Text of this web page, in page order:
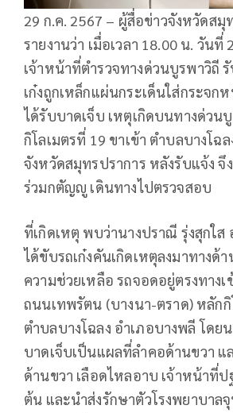
29 ก.ค. 2567 – ผู้สื่อข่าวจังหวัดสมุ
รายงานว่า เมื่อเวลา 18.00 น. วันที่
เจ้าหน้าที่ตำรวจทางด่วนบูรพาวิถี
เก๋งถูกเหล็กแผ่นกระเด็นใส่กระจก
ได้รับบาดเจ็บ เหตุเกิดบนทางด่วน
กิโลเมตรที่ 19 ขาเข้า ตำบลบางโฉ
จังหวัดสมุทรปราการ หลังรับแจ้ง
ร่วมกตัญญู เดินทางไปตรวจสอบ
ที่เกิดเหตุ พบว่านางปราณี รุ่งสุกใส
ได้ขับรถเก๋งคันเกิดเหตุลงมาทางด้
ความช่วยเหลือ รถจอดอยู่ตรงทาง
ถนนเทพรัตน (บางนา-ตราด) หลักกิ
ตำบลบางโฉลง อำเภอบางพลี โดย
บาดเจ็บเป็นแผลที่ลำคอด้านขวา แ
ด้านขวา เลือดไหลอาบ เจ้าหน้าที่
ต้น และนำส่งรักษาตัวโรงพยาบาล